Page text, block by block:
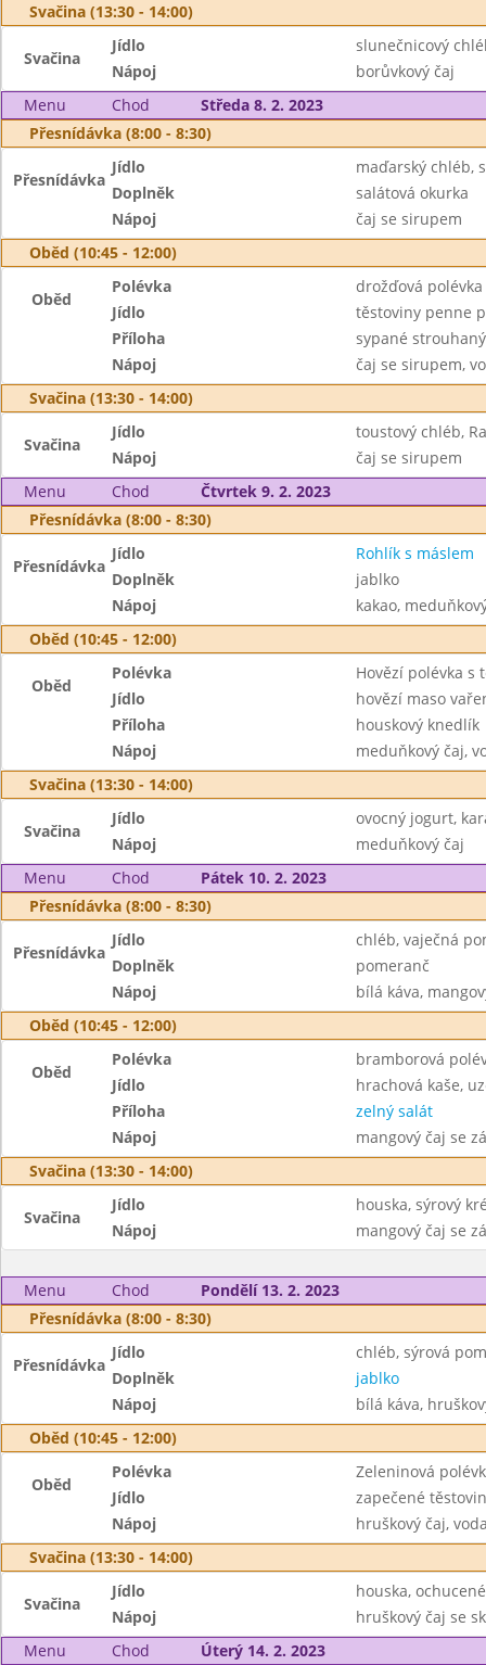
Svačina (13:30 - 14:00)
Svačina
Jídlo
slunečnicový
Nápoj
borůvkový čaj
Menu
Chod
Středa 8. 2. 2023
Přesnídávka (8:00 - 8:30)
Přesnídávka
Jídlo
maďarský chléb,
Doplněk
salátová okurka
Nápoj
čaj se sirupem
Oběd (10:45 - 12:00)
Oběd
Polévka
drožďová
Jídlo
těstoviny penne
Příloha
sypané
Nápoj
čaj se sirupem,
Svačina (13:30 - 14:00)
Svačina
Jídlo
toustový chléb,
Nápoj
čaj se sirupem
Menu
Chod
Čtvrtek 9. 2. 2023
Přesnídávka (8:00 - 8:30)
Přesnídávka
Jídlo
Rohlík s máslem
Doplněk
jablko
Nápoj
kakao,
Oběd (10:45 - 12:00)
Oběd
Polévka
Hovězí polévka s
Jídlo
hovězí maso
Příloha
houskový knedlík
Nápoj
meduňkový čaj,
Svačina (13:30 - 14:00)
Svačina
Jídlo
ovocný jogurt,
Nápoj
meduňkový čaj
Menu
Chod
Pátek 10. 2. 2023
Přesnídávka (8:00 - 8:30)
Přesnídávka
Jídlo
chléb, vaječná
Doplněk
pomeranč
Nápoj
bílá káva,
Oběd (10:45 - 12:00)
Oběd
Polévka
bramborová
Jídlo
hrachová kaše,
Příloha
zelný salát
Nápoj
mangový čaj se
Svačina (13:30 - 14:00)
Svačina
Jídlo
houska, sýrový
Nápoj
mangový čaj se
Menu Chod
Pondělí 13. 2. 2023
Přesnídávka (8:00 - 8:30)
Přesnídávka
Jídlo
chléb, sýrová
Doplněk
jablko
Nápoj
bílá káva,
Oběd (10:45 - 12:00)
Oběd
Polévka
Zeleninová
Jídlo
zapečené
Nápoj
hruškový čaj,
Svačina (13:30 - 14:00)
Svačina
Jídlo
houska,
Nápoj
hruškový čaj se
Menu
Chod Úterý 14. 2. 2023